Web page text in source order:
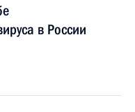
в России